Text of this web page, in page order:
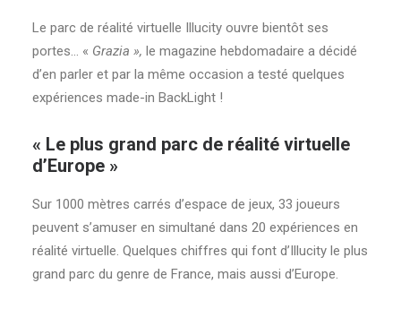
Le parc de réalité virtuelle Illucity ouvre bientôt ses
portes… « Grazia », le magazine hebdomadaire a décidé
d’en parler et par la même occasion a testé quelques
expériences made-in BackLight !
« Le plus grand parc de réalité virtuelle
d’Europe »
Sur 1000 mètres carrés d’espace de jeux, 33 joueurs
peuvent s’amuser en simultané dans 20 expériences en
réalité virtuelle. Quelques chiffres qui font d’Illucity le plus
grand parc du genre de France, mais aussi d’Europe.